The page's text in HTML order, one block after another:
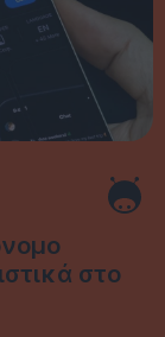
στο